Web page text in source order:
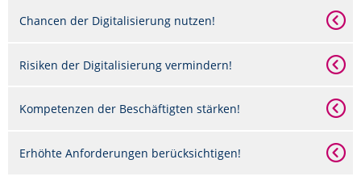
Chancen der Digitalisierung nutzen!
Risiken der Digitalisierung vermindern!
Kompetenzen der Beschäftigten stärken!
Erhöhte Anforderungen berücksichtigen!